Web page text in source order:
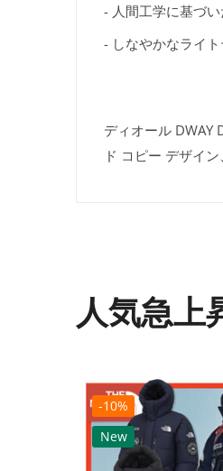
- 人間工学に基づ
- しなやかなライ
ディオール DWAY
ド コピー デザイ
人気急上
-10%
New